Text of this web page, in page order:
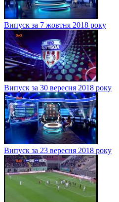
Випуск за 7 жовтня 2018 року
Випуск за 30 вересня 2018 року
Випуск за 23 вересня 2018 року